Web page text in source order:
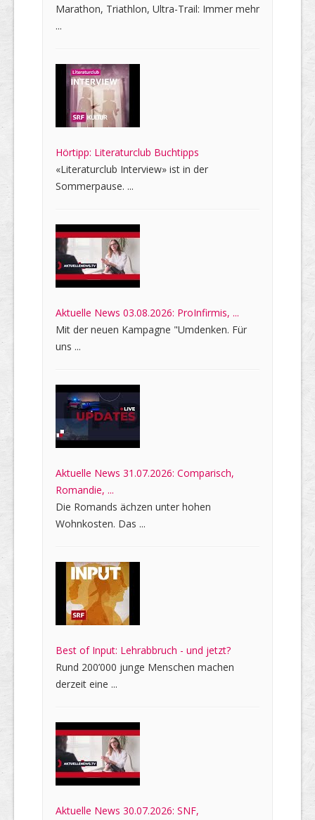
Marathon, Triathlon, Ultra-Trail: Immer mehr
...
Hörtipp: Literaturclub Buchtipps
«Literaturclub Interview» ist in der
Sommerpause. ...
Aktuelle News 03.08.2026: ProInfirmis, ...
Mit der neuen Kampagne "Umdenken. Für
uns ...
Aktuelle News 31.07.2026: Comparisch,
Romandie, ...
Die Romands ächzen unter hohen
Wohnkosten. Das ...
Best of Input: Lehrabbruch - und jetzt?
Rund 200’000 junge Menschen machen
derzeit eine ...
Aktuelle News 30.07.2026: SNF,